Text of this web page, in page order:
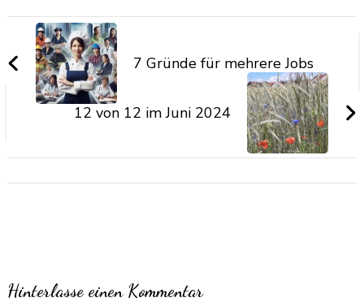
7 Gründe für mehrere Jobs
12 von 12 im Juni 2024
Hinterlasse einen Kommentar